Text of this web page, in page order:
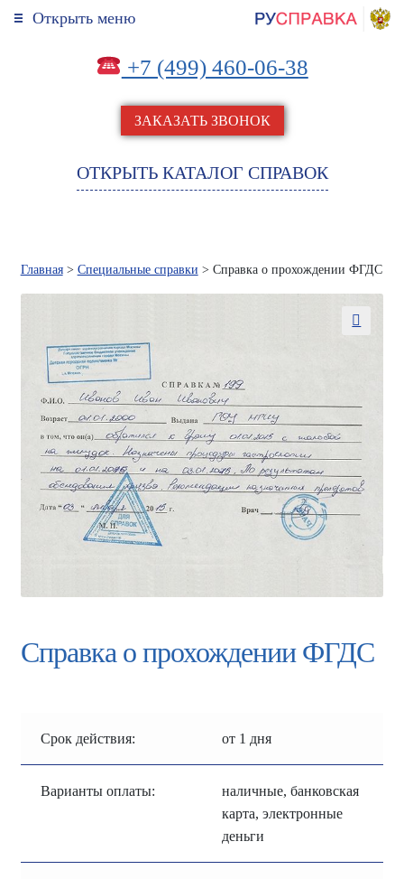
Открыть меню
ОТКРЫТЬ КАТАЛОГ СПРАВОК
+7 (499) 460-06-38
ЗАКАЗАТЬ ЗВОНОК
Главная> Специальные справки > Справка о прохождении ФГДС
Справка о прохождении ФГДС
Срок действия: от 1 дня
Варианты оплаты:
наличные, банковская
карта, электронные
деньги